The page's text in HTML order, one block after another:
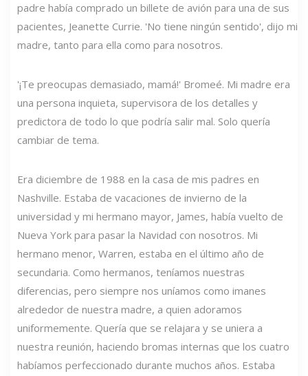
padre había comprado un billete de avión para una de sus
pacientes, Jeanette Currie. 'No tiene ningún sentido', dijo mi
madre, tanto para ella como para nosotros.
'¡Te preocupas demasiado, mamá!' Bromeé. Mi madre era
una persona inquieta, supervisora ​​de los detalles y
predictora de todo lo que podría salir mal. Solo quería
cambiar de tema.
Era diciembre de 1988 en la casa de mis padres en
Nashville. Estaba de vacaciones de invierno de la
universidad y mi hermano mayor, James, había vuelto de
Nueva York para pasar la Navidad con nosotros. Mi
hermano menor, Warren, estaba en el último año de
secundaria. Como hermanos, teníamos nuestras
diferencias, pero siempre nos uníamos como imanes
alrededor de nuestra madre, a quien adoramos
uniformemente. Quería que se relajara y se uniera a
nuestra reunión, haciendo bromas internas que los cuatro
habíamos perfeccionado durante muchos años. Estaba